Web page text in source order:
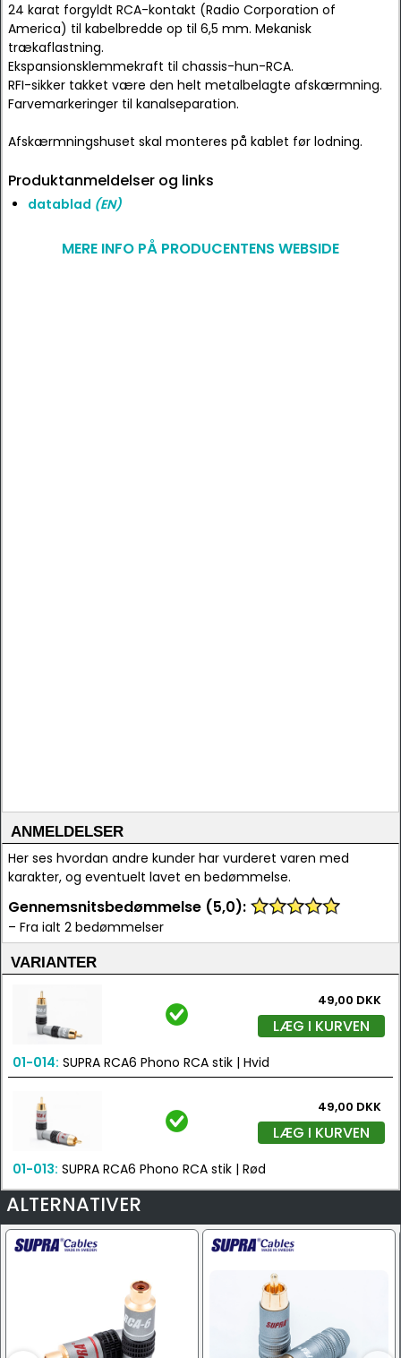
24 karat forgyldt RCA-kontakt (Radio Corporation of
America) til kabelbredde op til 6,5 mm. Mekanisk
trækaflastning.
Ekspansionsklemmekraft til chassis-hun-RCA.
RFI-sikker takket være den helt metalbelagte afskærmning.
Farvemarkeringer til kanalseparation.
Afskærmningshuset skal monteres på kablet før lodning.
Produktanmeldelser og links
datablad (EN)
MERE INFO PÅ PRODUCENTENS WEBSIDE
ANMELDELSER
Her ses hvordan andre kunder har vurderet varen med
karakter, og eventuelt lavet en bedømmelse.
Gennemsnitsbedømmelse (5,0):
– Fra ialt 2 bedømmelser
VARIANTER
49,00 DKK
LÆG I KURVEN
01-014: SUPRA RCA6 Phono RCA stik | Hvid
49,00 DKK
LÆG I KURVEN
01-013: SUPRA RCA6 Phono RCA stik | Rød
ALTERNATIVER